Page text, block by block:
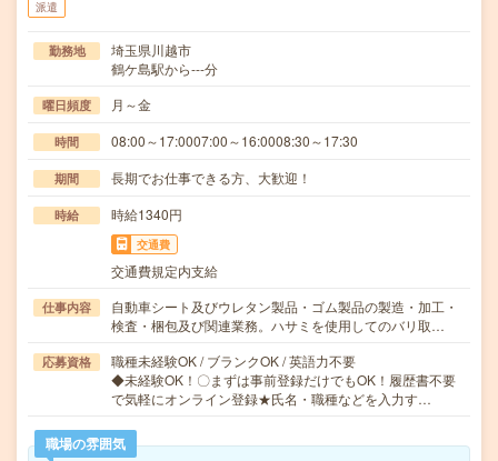
派遣
勤務地
埼玉県川越市
鶴ケ島駅から---分
曜日頻度 月～金
時間 08:00～17:0007:00～16:0008:30～17:30
期間 長期でお仕事できる方、大歓迎！
時給 時給1340円
交通費
交通費規定内支給
仕事内容
自動車シート及びウレタン製品・ゴム製品の製造・加工・
検査・梱包及び関連業務。ハサミを使用してのバリ取…
応募資格
職種未経験OK / ブランクOK / 英語力不要
◆未経験OK！〇まずは事前登録だけでもOK！履歴書不要
で気軽にオンライン登録★氏名・職種などを入力す…
職場の雰囲気